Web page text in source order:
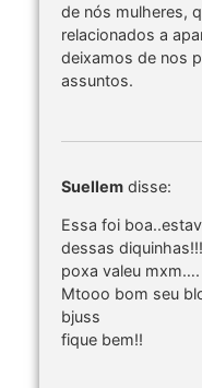
de nós mulheres,
relacionados a
deixamos de nos
assuntos.
Suellem disse:
Essa foi
dessas diquinhas!!!
poxa valeu mxm….
Mtooo bom seu
bjuss
fique bem!!